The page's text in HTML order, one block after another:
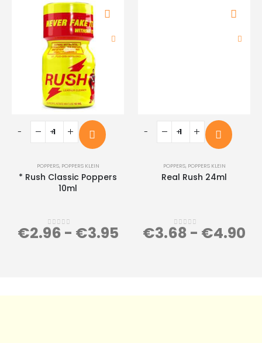
POPPERS, POPPERS KLEIN
* Rush Classic Poppers
10ml
0 out of 5
€2.96 - €3.95
POPPERS, POPPERS KLEIN
Real Rush 24ml
0 out of 5
€3.68 - €4.90
- + - +